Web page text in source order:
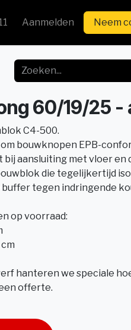
Aanmelden Neem
60/19/25 -
C4-500.
bouwknopen EPB-
aansluiting met vloer en
die tegelijkertijd
tegen indringende
op voorraad:
hanteren we speciale
offerte.